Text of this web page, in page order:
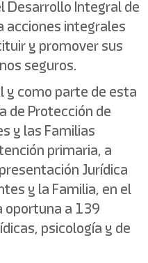
Desarrollo Integral de
acciones integrales
y promover sus
seguros.
y como parte de esta
de Protección de
y las Familias
primaria, a
Jurídica
y la Familia, en el
a 139
psicología y de